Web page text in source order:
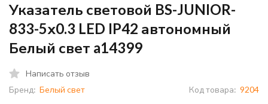
Указатель световой BS-JUNIOR-
833-5х0.3 LED IP42 автономный
Белый свет a14399
Написать отзыв
Бренд: Белый свет Код товара: 9204